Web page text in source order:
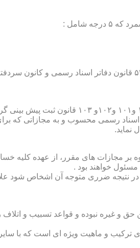
رسمی محسوب و به مجازاتی که
نماید.
مجازات های مقرر، از عهده کلیه
خواهند بود .
و در نتیجه ضرری متوجه آن اشخاص شود
و غیره نبوده و قواعد تسبیب و اتلاف
ترکیب و ماهیت ویژه ای است که با